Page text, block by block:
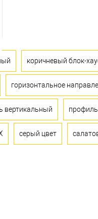
коричневый блок-
горизонтальное
вертикальный
серый цвет